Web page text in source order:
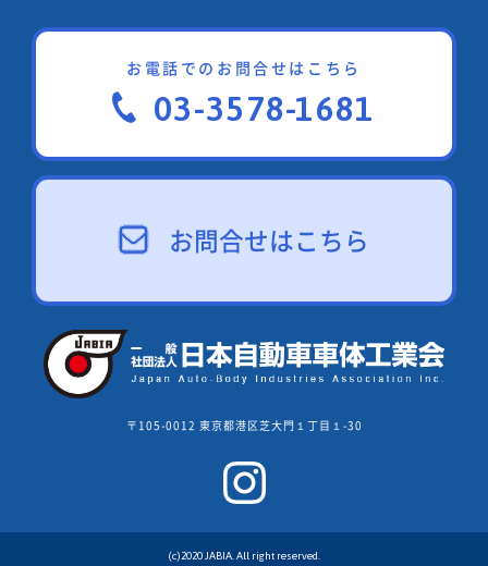
お電話でのお問合せはこちら
03-3578-1681
お問合せはこちら
〒105-0012 東京都港区芝大門１丁目１-30
(c)2020 JABIA. All right reserved.